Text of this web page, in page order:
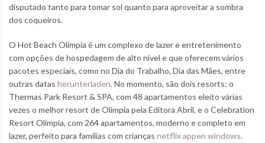
disputado tanto para tomar sol quanto para aproveitar a sombra
dos coqueiros.
O Hot Beach Olímpia é um complexo de lazer e entretenimento
com opções de hospedagem de alto nível e que oferecem vários
pacotes especiais, como no Dia do Trabalho, Dia das Mães, entre
outras datas herunterladen. No momento, são dois resorts: o
Thermas Park Resort & SPA, com 48 apartamentos eleito várias
vezes o melhor resort de Olímpia pela Editora Abril, e o Celebration
Resort Olímpia, com 264 apartamentos, moderno e completo em
lazer, perfeito para famílias com crianças netflix appen windows.